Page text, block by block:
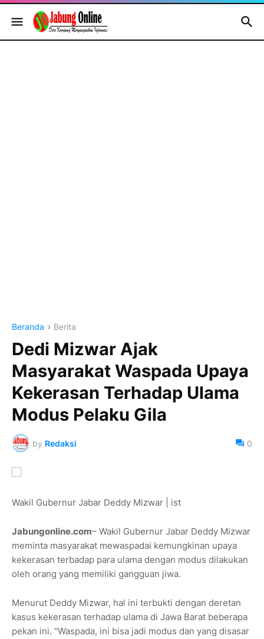
Beranda Berita
Dedi Mizwar Ajak
Masyarakat Waspada Upaya
Kekerasan Terhadap Ulama
Modus Pelaku Gila
by Redaksi 0
Wakil Gubernur Jabar Deddy Mizwar | ist
Jabungonline.com– Wakil Gubernur Jabar Deddy Mizwar
meminta masyarakat mewaspadai kemungkinan upaya
kekerasan terbadap para ulama dengan modus dilakukan
oleh orang yang memiliki gangguan jiwa.
Menurut Deddy Mizwar, hal ini terbukti dengan deretan
kasus kekerasan terhadap ulama di Jawa Barat beberapa
pekan ini. “Waspada, ini bisa jadi modus dan yang disasar